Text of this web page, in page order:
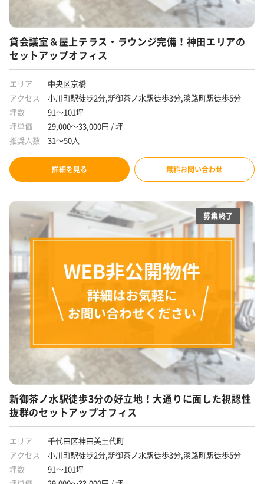
貸会議室＆屋上テラス・ラウンジ完備！神田エリアの
セットアップオフィス
エリア
中央区京橋
アクセス
小川町駅徒歩2分,新御茶ノ水駅徒歩3分,淡路町駅徒歩5分
坪数
91～101坪
坪単価
29,000～33,000円 / 坪
推奨人数
31～50人
詳細を見る 無料お問い合わせ
募集終了
新御茶ノ水駅徒歩3分の好立地！大通りに面した視認性
抜群のセットアップオフィス
エリア
千代田区神田美土代町
アクセス
小川町駅徒歩2分,新御茶ノ水駅徒歩3分,淡路町駅徒歩5分
坪数
91～101坪